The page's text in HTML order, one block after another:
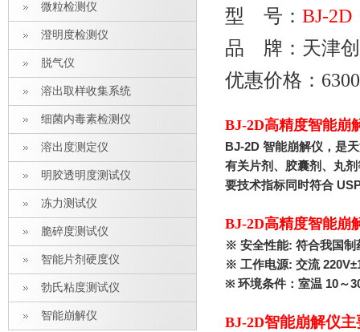
微粒检测仪
澄明度检测仪
脱气仪
溶出取样收集系统
细菌内毒素检测仪
溶出度测定仪
明胶透明度测试仪
冻力测试仪
脆碎度测试仪
智能片剂硬度仪
勃氏粘度测试仪
智能崩解仪
型 号： BJ-2D
品 牌：天津
优惠价格：
BJ-2D高精度智能崩
BJ-2D 智能崩解仪，是
有关片剂、胶囊剂、丸
要技术指标同时符合
BJ-2D高精度智能崩
※ 安全性能: 符合我国制
※ 工作电源: 交流
※ 环境条件：室温 10～
BJ-2D智能崩解仪主